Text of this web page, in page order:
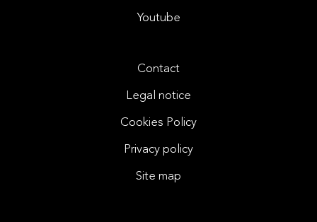
Youtube
Contact
Legal notice
Cookies Policy
Privacy policy
Site map